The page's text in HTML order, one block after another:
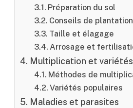
Préparation du sol
Conseils de plantation
Taille et élagage
Arrosage et
Multiplication et variétés
Méthodes de
Variétés populaires
Maladies et parasites